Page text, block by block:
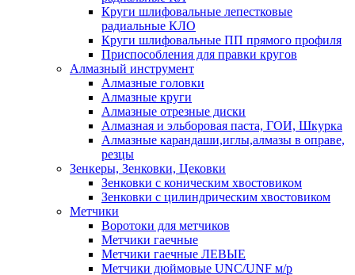
Круги шлифовальные лепестковые
радиальные КЛО
Круги шлифовальные ПП прямого профиля
Приспособления для правки кругов
Алмазный инструмент
Алмазные головки
Алмазные круги
Алмазные отрезные диски
Алмазная и эльборовая паста, ГОИ, Шкурка
Алмазные карандаши,иглы,алмазы в оправе,
резцы
Зенкеры, Зенковки, Цековки
Зенковки с коническим хвостовиком
Зенковки с цилиндрическим хвостовиком
Метчики
Воротоки для метчиков
Метчики гаечные
Метчики гаечные ЛЕВЫЕ
Метчики дюймовые UNC/UNF м/р